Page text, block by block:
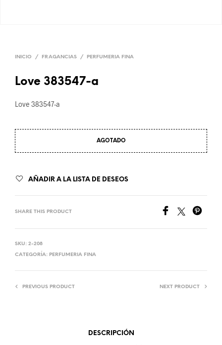
INICIO / FRAGANCIAS / PERFUMERIA FINA
Love 383547-a
Love 383547-a
AGOTADO
AÑADIR A LA LISTA DE DESEOS
SHARE THIS PRODUCT
SKU: 2-208
CATEGORÍA: PERFUMERIA FINA
PREVIOUS PRODUCT NEXT PRODUCT
DESCRIPCIÓN